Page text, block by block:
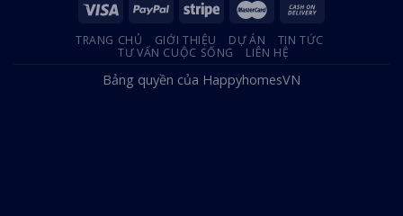
TRANG CHỦ GIỚI THIỆU DỰ ÁN
TIN TỨC
TƯ VẤN CUỘC SỐNG
LIÊN HỆ
Bảng quyền của HappyhomesVN